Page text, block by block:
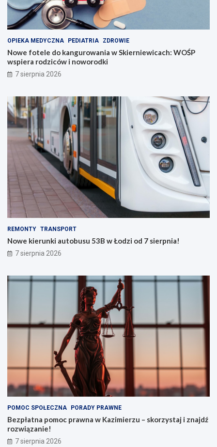
OPIEKA MEDYCZNA PEDIATRIA ZDROWIE
Nowe fotele do kangurowania w Skierniewicach: WOŚP
wspiera rodziców i noworodki
7 sierpnia 2026
REMONTY TRANSPORT
Nowe kierunki autobusu 53B w Łodzi od 7 sierpnia!
7 sierpnia 2026
POMOC SPOŁECZNA PORADY PRAWNE
Bezpłatna pomoc prawna w Kazimierzu – skorzystaj i znajdź
rozwiązanie!
7 sierpnia 2026